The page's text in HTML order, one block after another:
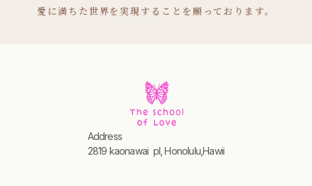
愛に満ちた世界を実現することを願っております。
Address
2819 kaonawai pl, Honolulu,Hawii